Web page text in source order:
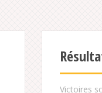
Victoires